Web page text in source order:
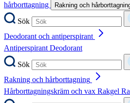
hårborttagning
Rakning och
Sök
Deodorant och antiperspirant
AntiperspirantDeodorant
Sök
Rakning och hårborttagning
Hårborttagningskräm och vax Rakgel